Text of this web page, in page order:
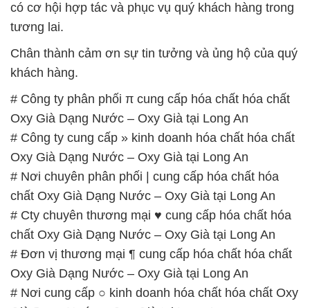
có cơ hội hợp tác và phục vụ quý khách hàng trong
tương lai.
Chân thành cảm ơn sự tin tưởng và ủng hộ của quý
khách hàng.
# Công ty phân phối π cung cấp hóa chất hóa chất
Oxy Già Dạng Nước – Oxy Già tại Long An
# Công ty cung cấp » kinh doanh hóa chất hóa chất
Oxy Già Dạng Nước – Oxy Già tại Long An
# Nơi chuyên phân phối | cung cấp hóa chất hóa
chất Oxy Già Dạng Nước – Oxy Già tại Long An
# Cty chuyên thương mại ♥ cung cấp hóa chất hóa
chất Oxy Già Dạng Nước – Oxy Già tại Long An
# Đơn vị thương mại ¶ cung cấp hóa chất hóa chất
Oxy Già Dạng Nước – Oxy Già tại Long An
# Nơi cung cấp ○ kinh doanh hóa chất hóa chất Oxy